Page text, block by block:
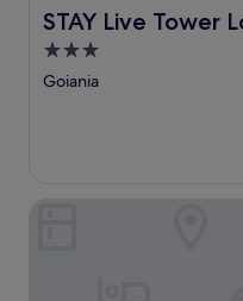
STAY Live Tower
STAY Live Tower
3.0-
Sterne-
Goiania